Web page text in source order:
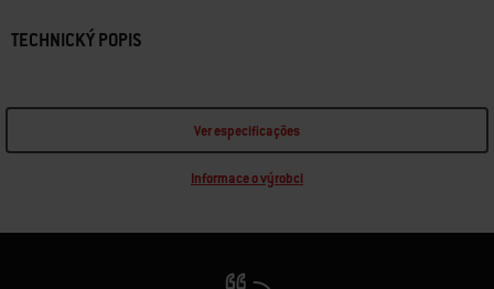
TECHNICKÝ POPIS
Ver especificações
Informace o výrobci